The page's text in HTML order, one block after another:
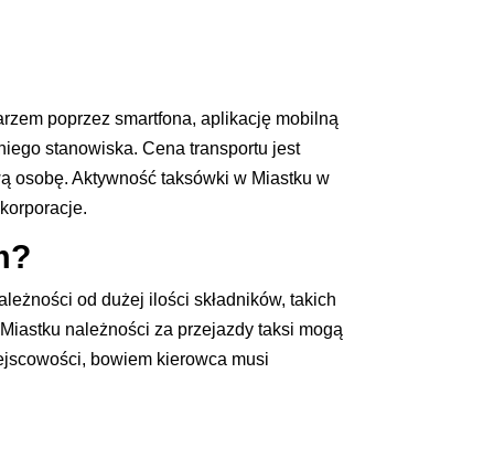
poprzez smartfona, aplikację mobilną
stanowiska. Cena transportu jest
osobę. Aktywność taksówki w Miastku w
od dużej ilości składników, takich
należności za przejazdy taksi mogą
bowiem kierowca musi